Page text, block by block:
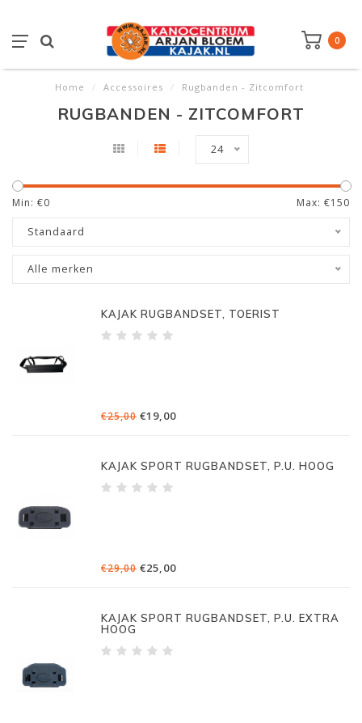
0
Home / Accessoires / Rugbanden - Zitcomfort
RUGBANDEN - ZITCOMFORT
24
Min: €0 Max: €150
Standaard
Alle merken
KAJAK RUGBANDSET, TOERIST
€25,00 €19,00
KAJAK SPORT RUGBANDSET, P.U. HOOG
€29,00 €25,00
KAJAK SPORT RUGBANDSET, P.U. EXTRA
HOOG